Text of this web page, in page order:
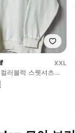
XXL
러블럭 스웻셔츠